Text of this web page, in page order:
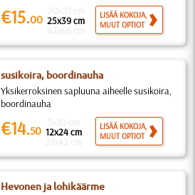
€15.00 25x39 cm
LISÄÄ KOKOJA,
MUUT OPTIOT
susikoira, boordinauha
Yksikerroksinen sapluuna aiheelle susikoira,
boordinauha
€14.50 12x24 cm
LISÄÄ KOKOJA,
MUUT OPTIOT
Hevonen ja lohikäärme